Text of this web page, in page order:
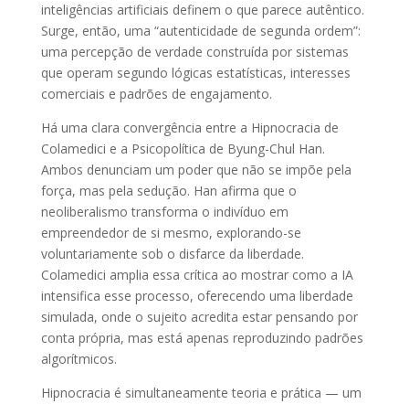
inteligências artificiais definem o que parece autêntico.
Surge, então, uma “autenticidade de segunda ordem”:
uma percepção de verdade construída por sistemas
que operam segundo lógicas estatísticas, interesses
comerciais e padrões de engajamento.
Há uma clara convergência entre a Hipnocracia de
Colamedici e a Psicopolítica de Byung-Chul Han.
Ambos denunciam um poder que não se impõe pela
força, mas pela sedução. Han afirma que o
neoliberalismo transforma o indivíduo em
empreendedor de si mesmo, explorando-se
voluntariamente sob o disfarce da liberdade.
Colamedici amplia essa crítica ao mostrar como a IA
intensifica esse processo, oferecendo uma liberdade
simulada, onde o sujeito acredita estar pensando por
conta própria, mas está apenas reproduzindo padrões
algorítmicos.
Hipnocracia é simultaneamente teoria e prática — um